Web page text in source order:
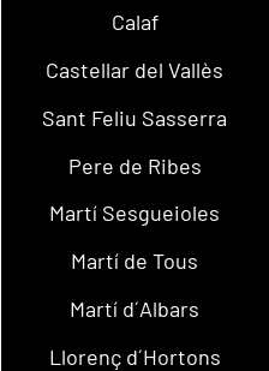
Calaf
Castellar del Vallès
Sant Feliu Sasserra
Pere de Ribes
Martí Sesgueioles
Martí de Tous
Martí d´Albars
Llorenç d´Hortons